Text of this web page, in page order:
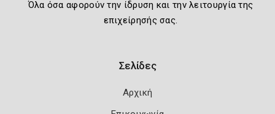
Όλα όσα αφορούν την ίδρυση και την λειτουργία της
επιχείρησής σας.
Σελίδες
Αρχική